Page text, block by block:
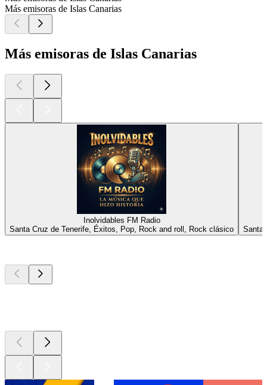
Más emisoras de Islas Canarias
Más emisoras de Islas Canarias
Inolvidables FM Radio
Santa Cruz de Tenerife, Éxitos, Pop, Rock and roll, Rock clásico
Santa